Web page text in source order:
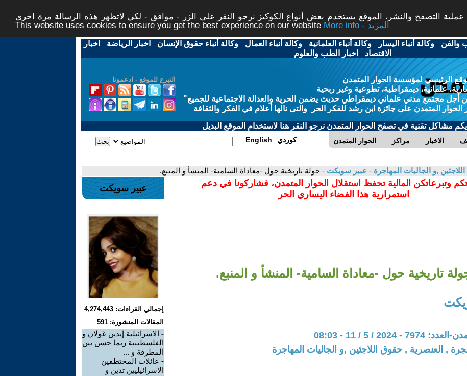
التصفح والنشر، الموقع يستخدم بعض أنواع الكوكيز نرجو النقر على الزر - موافق - لكي لاتظهر هذه الرسالة مرة اخرى -
This website uses cookies to ensure you get the best experience on our website
More info - المزيد
والفن -وكالة أنباء اليسار -وكالة أنباء العلمانية -وكالة أنباء العمال -وكالة أنباء حقوق الإنسان - اخبار الرياضة - اخبار
الاقتصاد - اخبار الطب والعلوم
التبرع للموقع - ادعمونا
الرئيسي لمؤسسة الحوار المتمدن
علمانية، ديمقراطية، تطوعية وغير ربحية
أجل مجتمع مدني علماني ديمقراطي حديث يضمن الحرية والعدالة الاجتماعية للجميع"
الحوار المتمدن على جائزة ابن رشد للفكر الحر والتى نالها أعلام في الفكر والثقافة
مشاكل تقنية في تصفح الحوار المتمدن نرجو النقر هنا لاستخدام الموقع البديل
الحوار المتمدن مراكز الاخبار English كوردي
,و الجاليات المهاجرة - عبير سويكت - جولة تاريخية حول -معاداة السامية- المنشأ و المنبع.
وتبرعاتكن المالية تحفظ استقلال الحوار المتمدن، فشاركونا في دعم
استمرارية هذا الفضاء اليساري الحر
تاريخية حول -معاداة السامية- المنشأ و المنبع.
- 2024 / 5 / 11 - 08:03
, العنصرية , حقوق اللاجئين ,و الجاليات المهاجرة
عبير سويكت
إجمالي القراءات: 4,274,443
المقالات المنشورة: 591
- الاسرائيلية إيدين غولان و
الفلسطينية ريما حسن بين
المطرقة و ...
- عائلات المختطفين
الاسرائيليين تدين و